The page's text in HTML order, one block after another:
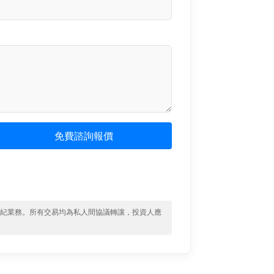
免費諮詢報價
業務。所有交易均為私人間協議轉讓，投資人應